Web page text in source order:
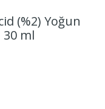
(%2) Yoğun
ml